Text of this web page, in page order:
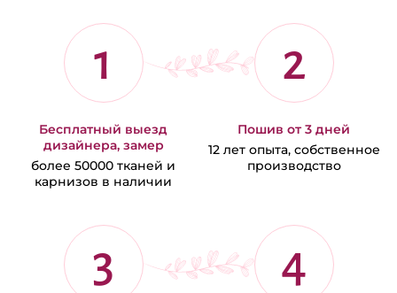
1
Бесплатный выезд
дизайнера, замер
более 50000 тканей и
карнизов в наличии
2
Пошив от 3 дней
12 лет опыта, собственное
производство
3 4